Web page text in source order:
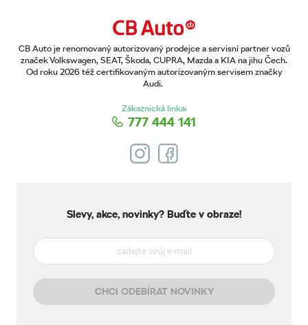
CB Auto je renomovaný autorizovaný prodejce a servisní partner vozů
značek Volkswagen, SEAT, Škoda, CUPRA, Mazda a KIA na jihu Čech.
Od roku 2026 též certifikovaným autorizovaným servisem značky
Audi.
Zákaznická linka:
777 444 141
Slevy, akce, novinky? Buďte v obraze!
CHCI ODEBÍRAT NOVINKY